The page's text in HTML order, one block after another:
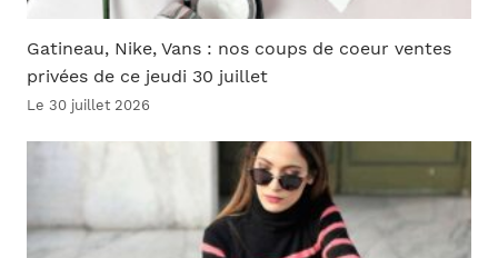
Gatineau, Nike, Vans : nos coups de coeur ventes
privées de ce jeudi 30 juillet
Le 30 juillet 2026